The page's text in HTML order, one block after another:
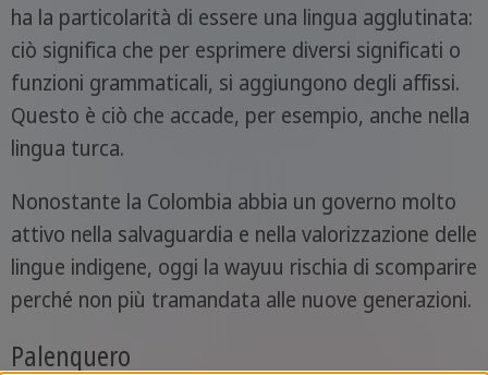
ha la particolarità di essere una lingua agglutinata:
ciò significa che per esprimere diversi significati o
funzioni grammaticali, si aggiungono degli affissi.
Questo è ciò che accade, per esempio, anche nella
lingua turca.
Nonostante la Colombia abbia un governo molto
attivo nella salvaguardia e nella valorizzazione delle
lingue indigene, oggi la wayuu rischia di scomparire
perché non più tramandata alle nuove generazioni.
Palenquero